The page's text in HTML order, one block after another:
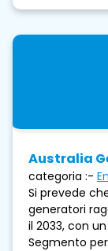
Australia
categoria :-
Si prevede
generatori
il 2033, con
Segmento